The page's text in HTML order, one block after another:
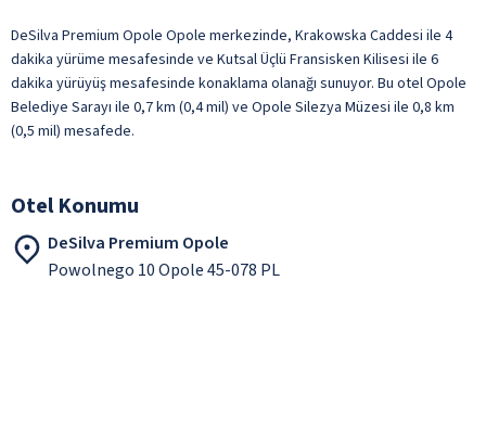
DeSilva Premium Opole Opole merkezinde, Krakowska Caddesi ile 4
dakika yürüme mesafesinde ve Kutsal Üçlü Fransisken Kilisesi ile 6
dakika yürüyüş mesafesinde konaklama olanağı sunuyor. Bu otel Opole
Belediye Sarayı ile 0,7 km (0,4 mil) ve Opole Silezya Müzesi ile 0,8 km
(0,5 mil) mesafede.
Otel Konumu
DeSilva Premium Opole
Powolnego 10 Opole 45-078 PL